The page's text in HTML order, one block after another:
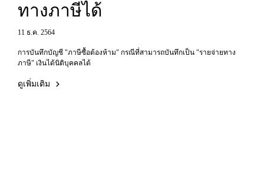
ทางภาษีได้
11 ธ.ค. 2564
การบันทึกบัญชี "ภาษีซื้อต้องห้าม" กรณีที่สามารถบันทึกเป็น "รายจ่ายทาง
ภาษี" เงินได้นิติบุคคลได้
ดูเพิ่มเติม